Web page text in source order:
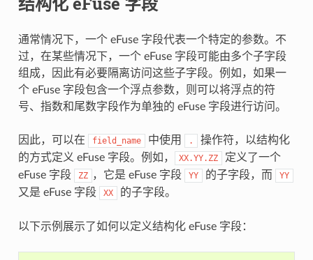
通常情况下，一个 eFuse 字段代表一个特定的参数。不
过，在某些情况下，一个 eFuse 字段可能由多个子字段
组成，因此有必要隔离访问这些子字段。例如，如果一
个 eFuse 字段包含一个浮点参数，则可以将浮点的符
号、指数和尾数字段作为单独的 eFuse 字段进行访问。
因此，可以在 field_name 中使用 .
操作符，以结构化
的方式定义 eFuse 字段。例如，
XX.YY.ZZ
定义了一个
eFuse 字段
ZZ ，它是 eFuse 字段 YY 的子字段，而 YY
又是 eFuse 字段 XX 的子字段。
以下示例展示了如何以定义结构化 eFuse 字段：